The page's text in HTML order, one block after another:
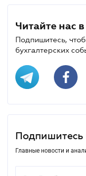
Читайте нас
Подпишитесь,
бухгалтерских
Подпишитесь
Главные новости и